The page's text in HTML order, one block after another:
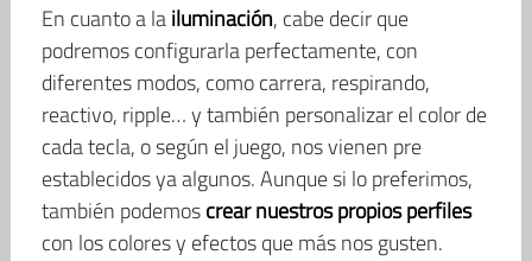
En cuanto a lailuminación, cabe decir que
podremos configurarla perfectamente, con
diferentes modos, como carrera, respirando,
reactivo, ripple… y también personalizar el color de
cada tecla, o según el juego, nos vienen pre
establecidos ya algunos. Aunque si lo preferimos,
también podemoscrear nuestros propios perfiles
con los colores y efectos que más nos gusten.